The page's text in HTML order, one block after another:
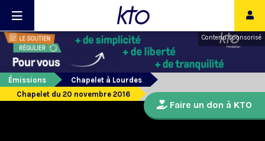
Contenu sponsorisé
Émissions
Chapelet à Lourdes
Chapelet du 20 novembre 2016
Faire un don à KTO